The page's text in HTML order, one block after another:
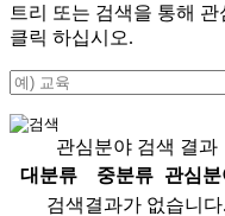
트리 또는 검색을 통해
클릭 하십시오.
관심분야 검색 결과
대분류
중분류
관심분
검색결과가 없습니다.